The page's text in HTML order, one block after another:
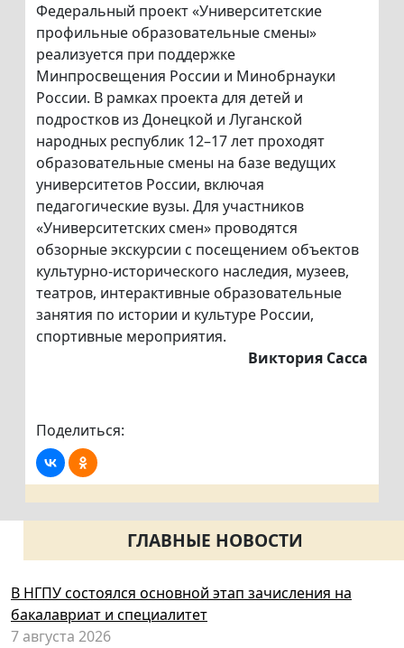
Федеральный проект «Университетские
профильные образовательные смены»
реализуется при поддержке
Минпросвещения России и Минобрнауки
России. В рамках проекта для детей и
подростков из Донецкой и Луганской
народных республик 12–17 лет проходят
образовательные смены на базе ведущих
университетов России, включая
педагогические вузы. Для участников
«Университетских смен» проводятся
обзорные экскурсии с посещением объектов
культурно-исторического наследия, музеев,
театров, интерактивные образовательные
занятия по истории и культуре России,
спортивные мероприятия.
Виктория Сасса
Поделиться:
ГЛАВНЫЕ НОВОСТИ
В НГПУ состоялся основной этап зачисления на
бакалавриат и специалитет
7 августа 2026